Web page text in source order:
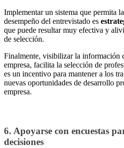
Implementar un sistema que permita
desempeño del entrevistado es
que puede resultar muy efectiva y
de selección.
Finalmente, visibilizar la información
empresa, facilita la selección de
es un incentivo para mantener a los
nuevas oportunidades de desarrollo
empresa.
6. Apoyarse con encuestas
decisiones